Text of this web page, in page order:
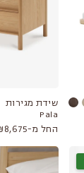
שידת מגירות
Pala
החל מ-₪8,675